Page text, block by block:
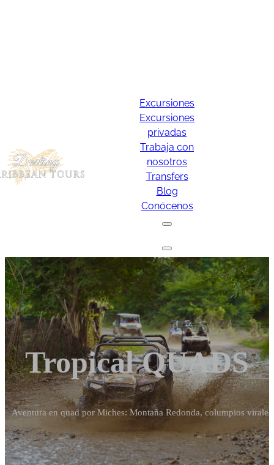
Excursiones
Excursiones
privadas
Trabaja con
nosotros
Transfers
Blog
Conócenos
Tropical QUADS
Aventura en quad por Miches: Montaña Redonda, columpios